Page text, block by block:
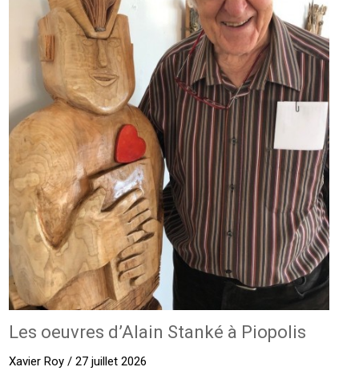
Les oeuvres d’Alain Stanké à Piopolis
Xavier Roy / 27 juillet 2026